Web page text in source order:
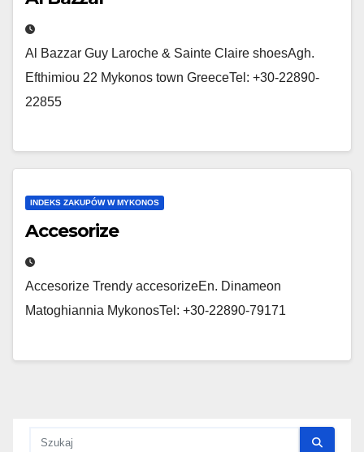
Al Bazzar Guy Laroche & Sainte Claire shoesAgh.
Efthimiou 22 Mykonos town GreeceTel: +30-22890-
22855
INDEKS ZAKUPÓW W MYKONOS
Accesorize
Accesorize Trendy accesorizeEn. Dinameon
Matoghiannia MykonosTel: +30-22890-79171